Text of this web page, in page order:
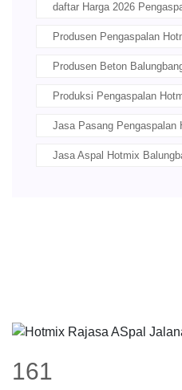
daftar Harga 2026
Produsen Pengaspalan
Produsen Beton
Produksi Pengaspalan
Jasa Pasang Pengaspalan
Jasa Aspal Hotmix
193